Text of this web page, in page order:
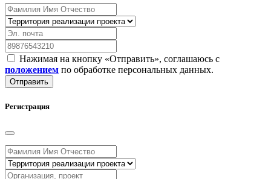
Нажимая на кнопку «Отправить», соглашаюсь с
положением по обработке персональных данных.
Отправить
Регистрация